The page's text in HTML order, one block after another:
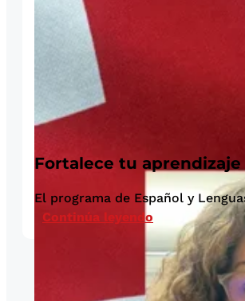
Fortalece tu
El programa de Español y
Continúa leyendo